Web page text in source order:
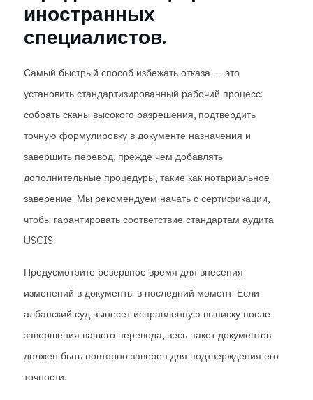
иностранных
специалистов.
Самый быстрый способ избежать отказа — это
установить стандартизированный рабочий процесс:
собрать сканы высокого разрешения, подтвердить
точную формулировку в документе назначения и
завершить перевод, прежде чем добавлять
дополнительные процедуры, такие как нотариальное
заверение. Мы рекомендуем начать с сертификации,
чтобы гарантировать соответствие стандартам аудита
USCIS.
Предусмотрите резервное время для внесения
изменений в документы в последний момент. Если
албанский суд вынесет исправленную выписку после
завершения вашего перевода, весь пакет документов
должен быть повторно заверен для подтверждения его
точности.